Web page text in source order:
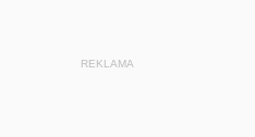
REKLAMA